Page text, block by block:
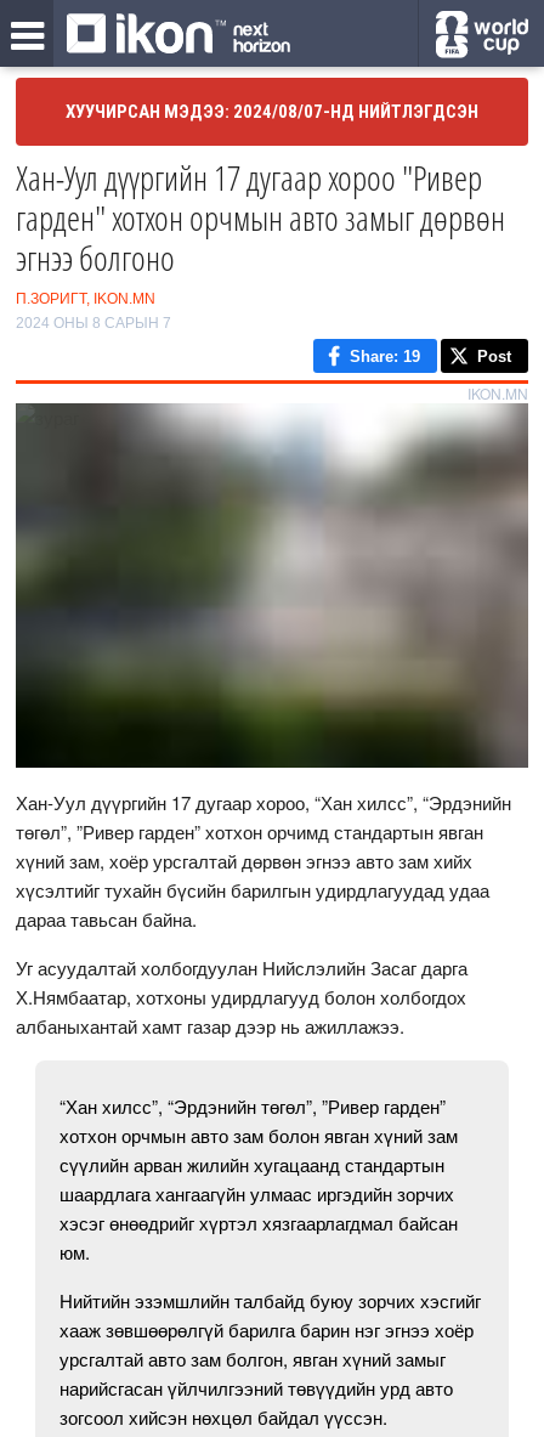
ХУУЧИРСАН МЭДЭЭ: 2024/08/07-НД НИЙТЛЭГДСЭН
Хан-Уул дүүргийн 17 дугаар хороо "Ривер
гарден" хотхон орчмын авто замыг дөрвөн
эгнээ болгоно
П.ЗОРИГТ, IKON.MN
2024 ОНЫ 8 САРЫН 7
Share: 19 Post
IKON.MN
Хан-Уул дүүргийн 17 дугаар хороо, “Хан хилсс”, “Эрдэнийн
төгөл”, ”Ривер гарден” хотхон орчимд стандартын явган
хүний зам, хоёр урсгалтай дөрвөн эгнээ авто зам хийх
хүсэлтийг тухайн бүсийн барилгын удирдлагуудад удаа
дараа тавьсан байна.
Уг асуудалтай холбогдуулан Нийслэлийн Засаг дарга
Х.Нямбаатар, хотхоны удирдлагууд болон холбогдох
албаныхантай хамт газар дээр нь ажиллажээ.
“Хан хилсс”, “Эрдэнийн төгөл”, ”Ривер гарден”
хотхон орчмын авто зам болон явган хүний зам
сүүлийн арван жилийн хугацаанд стандартын
шаардлага хангаагүйн улмаас иргэдийн зорчих
хэсэг өнөөдрийг хүртэл хязгаарлагдмал байсан
юм.
Нийтийн эзэмшлийн талбайд буюу зорчих хэсгийг
хааж зөвшөөрөлгүй барилга барин нэг эгнээ хоёр
урсгалтай авто зам болгон, явган хүний замыг
нарийсгасан үйлчилгээний төвүүдийн урд авто
зогсоол хийсэн нөхцөл байдал үүссэн.